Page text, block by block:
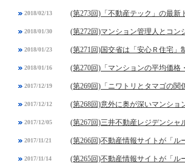
2018/02/13 (第273回)「不動産テック」の最
2018/01/30 (第272回)マンション管理人とコン
2018/01/23 (第271回)国交省は「安心Ｒ住宅
2018/01/16 (第270回)「マンションの平均価
2017/12/19 (第269回)「ニワトリとタマゴの
2017/12/12 (第268回)意外に奥が深いマンショ
2017/12/05 (第267回)三井不動産レジデンシ
2017/11/21 (第266回)不動産情報サイトが「
2017/11/14 (第265回)不動産情報サイトが「